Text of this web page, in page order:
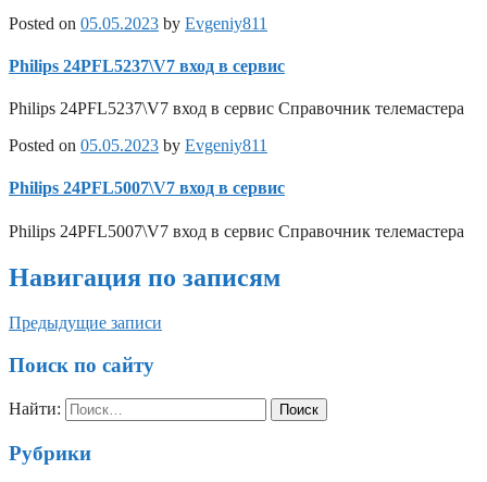
Posted on 05.05.2023 by Evgeniy811
Philips 24PFL5237\V7 вход в сервис
Philips 24PFL5237\V7 вход в сервис Справочник телемастера
Posted on 05.05.2023 by Evgeniy811
Philips 24PFL5007\V7 вход в сервис
Philips 24PFL5007\V7 вход в сервис Справочник телемастера
Навигация по записям
Предыдущие записи
Поиск по сайту
Найти:
Рубрики